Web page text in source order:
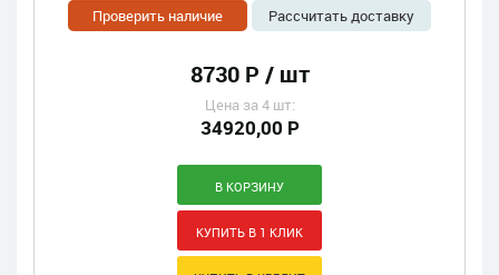
Проверить наличие Рассчитать доставку
8730 Р / шт
Цена за 4 шт:
34920,00 Р